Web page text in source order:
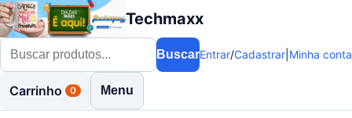
Techmaxx
BuscarEntrar/Cadastrar Minha conta
Carrinho 0 Menu